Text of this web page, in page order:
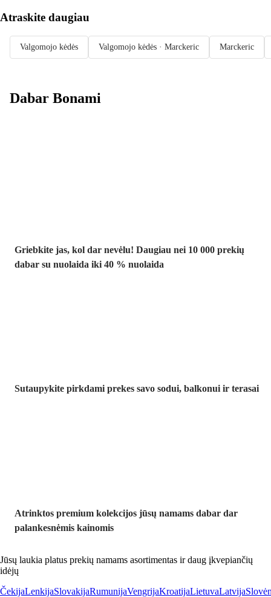
Atraskite daugiau
Valgomojo kėdės Valgomojo kėdės · Marckeric Marckeric
Dabar Bonami
Griebkite jas, kol dar nevėlu! Daugiau nei 10 000 prekių
dabar su nuolaida iki 40 % nuolaida
Sutaupykite pirkdami prekes savo sodui, balkonui ir terasai
Atrinktos premium kolekcijos jūsų namams dabar dar
palankesnėmis kainomis
Jūsų laukia platus prekių namams asortimentas ir daug įkvepiančių
idėjų
ČekijaLenkijaSlovakijaRumunijaVengrijaKroatijaLietuvaLatvija